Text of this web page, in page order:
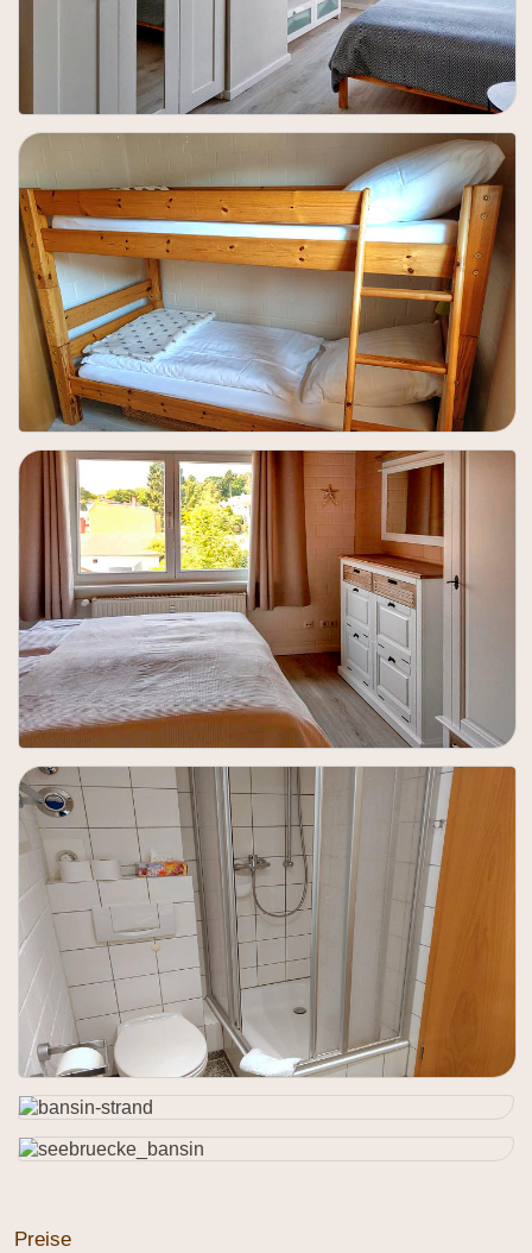
Preise